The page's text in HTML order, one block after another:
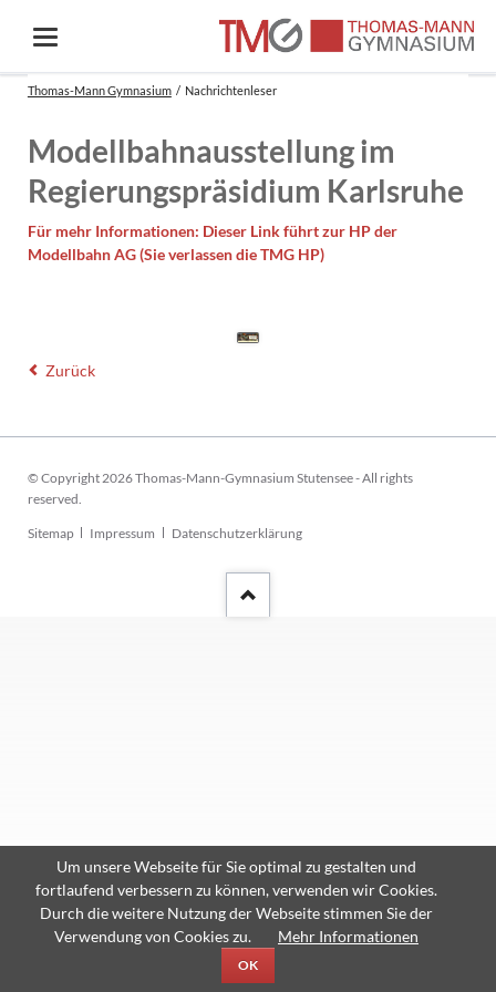
Thomas-Mann Gymnasium Nachrichtenleser
Modellbahnausstellung im
Regierungspräsidium Karlsruhe
Für mehr Informationen: Dieser Link führt zur HP der
Modellbahn AG (Sie verlassen die TMG HP)
Zurück
© Copyright 2026 Thomas-Mann-Gymnasium Stutensee - All rights
reserved.
Navigation
Sitemap Impressum Datenschutzerklärung
Um unsere Webseite für Sie optimal zu gestalten und
fortlaufend verbessern zu können, verwenden wir Cookies.
Durch die weitere Nutzung der Webseite stimmen Sie der
Verwendung von Cookies zu.
Mehr Informationen
OK